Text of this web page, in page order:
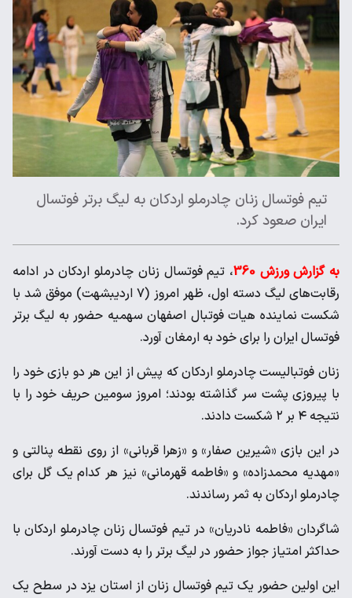
تیم فوتسال زنان چادرملو اردکان به لیگ برتر فوتسال
ایران صعود کرد.
به گزارش ورزش 360
، تیم فوتسال زنان چادرملو اردکان در ادامه
رقابت‌های لیگ دسته اول، ظهر امروز (۷ اردیبشهت) موفق شد با
شکست نماینده هیات فوتبال اصفهان سهمیه حضور به لیگ برتر
فوتسال ایران را برای خود به ارمغان آورد.
زنان فوتبالیست چادرملو اردکان که پیش از این هر دو بازی خود را
با پیروزی پشت سر گذاشته بودند؛ امروز سومین حریف خود را با
نتیجه ۴ بر ۲ شکست دادند.
در این بازی «شیرین صفار» و «زهرا قربانی» از روی نقطه پنالتی و
«مهدیه محمدزاده» و «فاطمه قهرمانی» نیز هر کدام یک گل برای
چادرملو اردکان به ثمر رساندند.
شاگردان «فاطمه نادریان» در تیم فوتسال زنان چادرملو اردکان با
حداکثر امتیاز جواز حضور در لیگ برتر را به دست آورند.
این اولین حضور یک تیم فوتسال زنان از استان یزد در سطح یک